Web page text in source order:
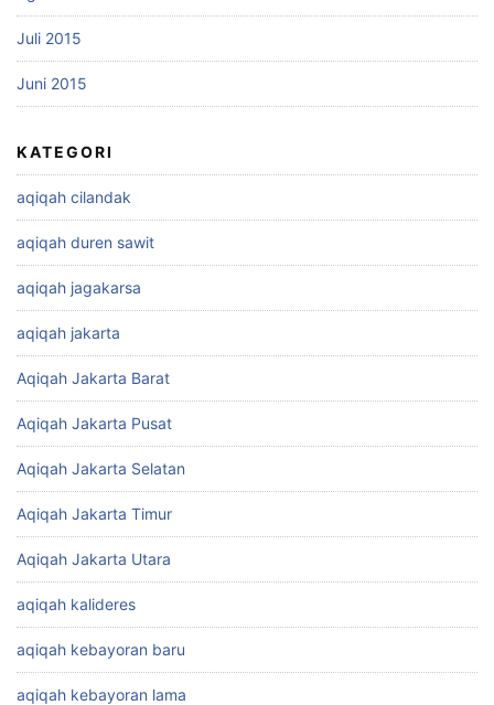
Juli 2015
Juni 2015
KATEGORI
aqiqah cilandak
aqiqah duren sawit
aqiqah jagakarsa
aqiqah jakarta
Aqiqah Jakarta Barat
Aqiqah Jakarta Pusat
Aqiqah Jakarta Selatan
Aqiqah Jakarta Timur
Aqiqah Jakarta Utara
aqiqah kalideres
aqiqah kebayoran baru
aqiqah kebayoran lama